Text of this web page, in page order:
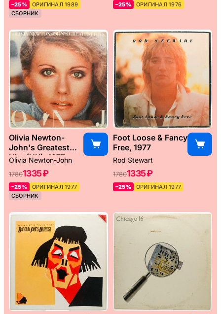
–25%
ОРИГИНАЛ 1989
СБОРНИК
–25% ОРИГИНАЛ 1976
Olivia Newton-
John's Greatest
Hits (UK), 1977
Olivia Newton-John
17801335 ₽
–25%
ОРИГИНАЛ 1977
СБОРНИК
Foot Loose & Fancy
Free, 1977
Rod Stewart
17801335 ₽
–25% ОРИГИНАЛ 1977